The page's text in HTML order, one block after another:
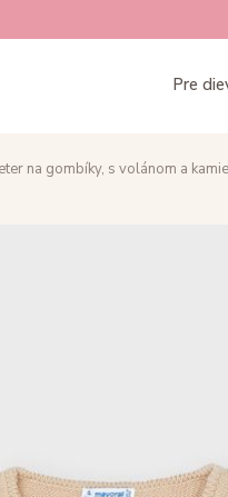
Pre
na gombíky, s volánom a